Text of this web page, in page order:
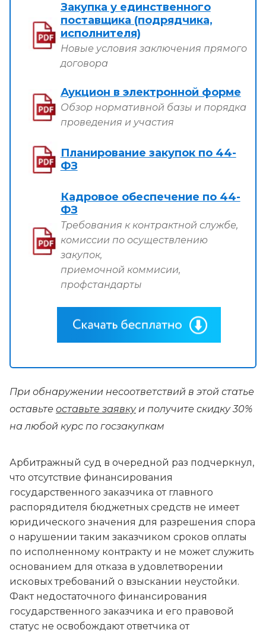
Закупка у единственного
поставщика (подрядчика,
исполнителя)
Новые условия заключения прямого
договора
Аукцион в электронной форме
Обзор нормативной базы и порядка
проведения и участия
Планирование закупок по 44-
ФЗ
Кадровое обеспечение по 44-
ФЗ
Требования к контрактной службе,
комиссии по осуществлению
закупок,
приемочной коммисии,
профстандарты
При обнаружении несоответствий в этой статье
оставьте оставьте заявкуи получите скидку 30%
на любой курс по госзакупкам
Арбитражный суд в очередной раз подчеркнул,
что отсутствие финансирования
государственного заказчика от главного
распорядителя бюджетных средств не имеет
юридического значения для разрешения спора
о нарушении таким заказчиком сроков оплаты
по исполненному контракту и не может служить
основанием для отказа в удовлетворении
исковых требований о взыскании неустойки.
Факт недостаточного финансирования
государственного заказчика и его правовой
статус не освобождают ответчика от